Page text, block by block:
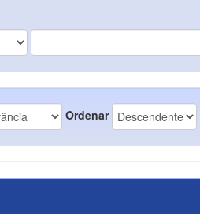
Ordenar